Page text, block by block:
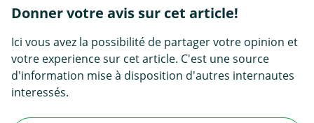
Donner votre avis sur cet article!
Ici vous avez la possibilité de partager votre opinion et
votre experience sur cet article. C'est une source
d'information mise à disposition d'autres internautes
interessés.